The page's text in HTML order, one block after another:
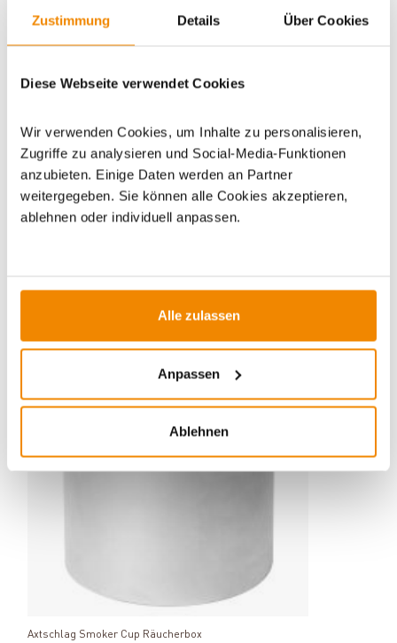
Zustimmung Details Über Cookies
Diese Webseite verwendet Cookies
Wir verwenden Cookies, um Inhalte zu personalisieren,
Zugriffe zu analysieren und Social-Media-Funktionen
anzubieten. Einige Daten werden an Partner
weitergegeben. Sie können alle Cookies akzeptieren,
ablehnen oder individuell anpassen.
Alle zulassen
Anpassen
Ablehnen
WICHTIGE INFOS
Dieses Produkt finden Sie unter: Grillzubehör
Räucherchips/Räucherspäne
Produkt ansehen
Axtschlag Smoker Cup Räucherbox